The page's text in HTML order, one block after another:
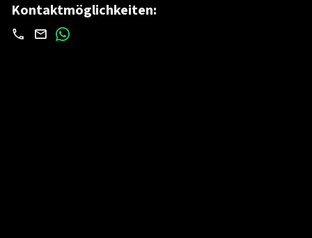
Kontaktmöglichkeiten: